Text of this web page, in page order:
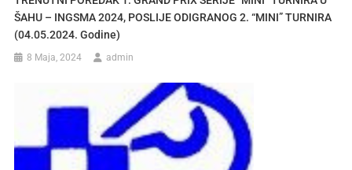
ŠAHU – INGSMA 2024, POSLIJE ODIGRANOG 2. “MINI” TURNIRA
(04.05.2024. Godine)
8 Maja, 2024 admin